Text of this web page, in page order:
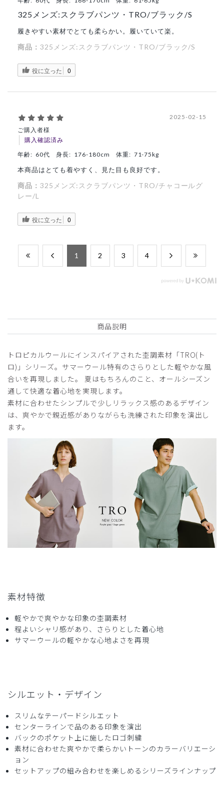
325メンズ:スクラブパンツ・TRO/ブラック/S
履きやすい素材でとても柔らかい。履いていて楽。
商品： 325メンズ:スクラブパンツ・TRO/ブラック/S
役に立った 0
ご購入者様
購入確認済み
2025-02-15
年齢: 60代 身長: 176-180cm 体重: 71-75kg
本商品はとても着やすく、見た目も良好です。
商品： 325メンズ:スクラブパンツ・TRO/チャコールグ
レー/L
役に立った 0
​1 ​2 ​3 ​4
商品説明
トロピカルウールにインスパイアされた杢調素材「TRO(ト
ロ)」シリーズ。サマーウール特有のさらりとした軽やかな風
合いを再現しました。 夏はもちろんのこと、オールシーズン
通して快適な着心地を実現します。
素材に合わせたシンプルで少しリラックス感のあるデザイン
は、爽やかで親近感がありながらも洗練された印象を演出し
ます。
素材特徴
軽やかで爽やかな印象の杢調素材
程よいシャリ感があり、さらりとした着心地
サマーウールの軽やかな心地よさを再現
シルエット・デザイン
スリムなテーパードシルエット
センターラインで品のある印象を演出
バックのポケット上に施したロゴ刺繍
素材に合わせた爽やかで柔らかいトーンのカラーバリエーシ
ョン
セットアップの組み合わせを楽しめるシリーズラインナップ